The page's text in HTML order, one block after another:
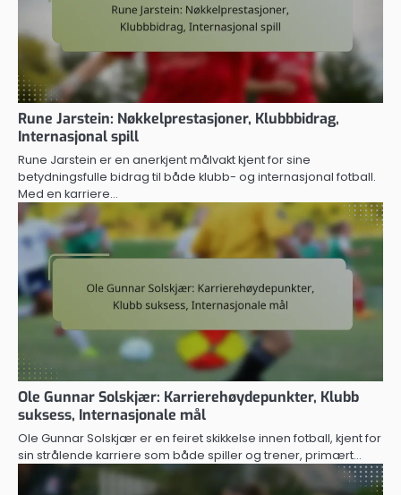
Rune Jarstein: Nøkkelprestasjoner, Klubbbidrag,
Internasjonal spill
Rune Jarstein er en anerkjent målvakt kjent for sine
betydningsfulle bidrag til både klubb- og internasjonal fotball.
Med en karriere…
Ole Gunnar Solskjær: Karrierehøydepunkter, Klubb
suksess, Internasjonale mål
Ole Gunnar Solskjær er en feiret skikkelse innen fotball, kjent for
sin strålende karriere som både spiller og trener, primært…